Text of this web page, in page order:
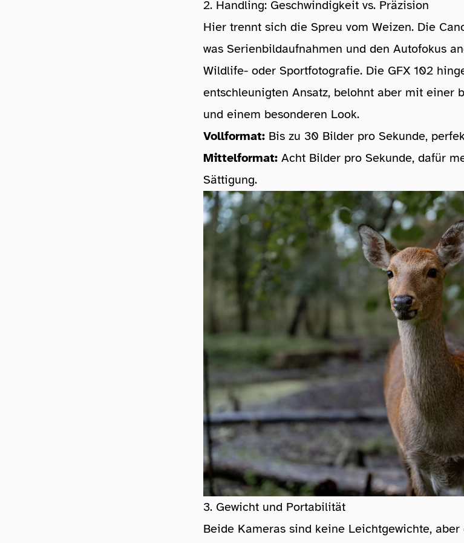
2. Handling: Geschwindigkeit vs. Präzision
Hier trennt sich die Spreu vom Weizen. Die
was Serienbildaufnahmen und den Autofokus
Wildlife- oder Sportfotografie. Die GFX 102
entschleunigten Ansatz, belohnt aber mit einer
und einem besonderen Look.
Vollformat: Bis zu 30 Bilder pro Sekunde,
Mittelformat: Acht Bilder pro Sekunde, dafür
Sättigung.
3. Gewicht und Portabilität
Beide Kameras sind keine Leichtgewichte,